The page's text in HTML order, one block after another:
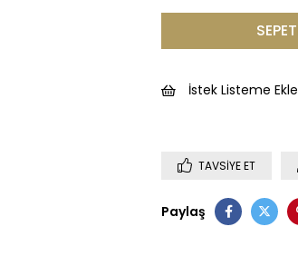
İstek Listeme Ekle
TAVSIYE ET
Paylaş